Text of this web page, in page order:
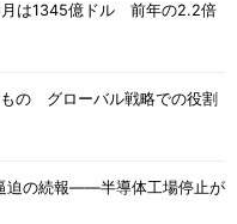
は1345億ドル 前年の2.2倍
の グローバル戦略での役割
迫の続報――半導体工場停止が